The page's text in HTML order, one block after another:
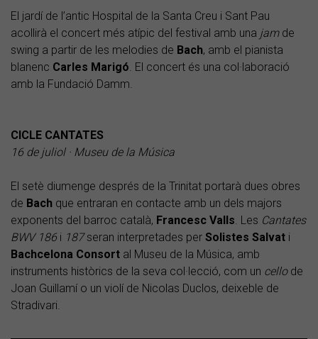
El jardí de l’antic Hospital de la Santa Creu i Sant Pau
acollirà el concert més atípic del festival amb una jamde
swing a partir de les melodies de Bach, amb el pianista
blanenc Carles Marigó. El concert és una col·laboració
amb la Fundació Damm.
CICLE CANTATES
16 de juliol · Museu de la Música
El setè diumenge després de la Trinitat portarà dues obres
de Bach que entraran en contacte amb un dels majors
exponents del barroc català, Francesc Valls. Les Cantates
BWV 186 i 187seran interpretades per Solistes Salvat i
Bachcelona Consort al Museu de la Música, amb
instruments històrics de la seva col·lecció, com un cellode
Joan Guillamí o un violí de Nicolas Duclos, deixeble de
Stradivari.